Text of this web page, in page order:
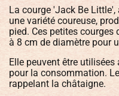
La courge 'Jack Be
une variété coureuse,
pied. Ces petites courges
à 8 cm de diamètre pour
Elle peuvent être
pour la consommation.
rappelant la châtaigne.